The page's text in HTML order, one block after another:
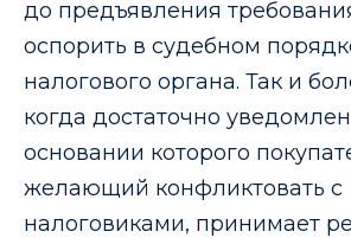
до предъявления
оспорить в судебном
налогового органа. Так и
когда достаточно
основании которого
желающий конфликтовать с
налоговиками, принимает